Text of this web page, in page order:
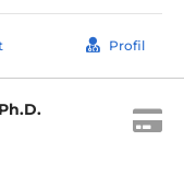
Profil